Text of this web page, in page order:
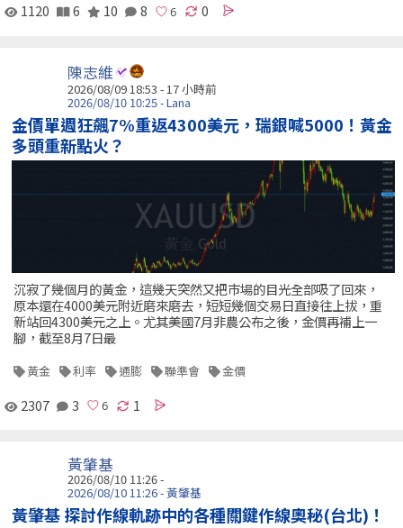
1120 6 10 8 0
陳志維
2026/08/09 18:53 -17 小時前
2026/08/10 10:25 - Lana
金價單週狂飆7%重返4300美元，瑞銀喊5000！黃金
多頭重新點火？
沉寂了幾個月的黃金，這幾天突然又把市場的目光全部吸了回來，
原本還在4000美元附近磨來磨去，短短幾個交易日直接往上拔，重
新站回4300美元之上。尤其美國7月非農公布之後，金價再補上一
腳，截至8月7日最
黃金 利率 通膨 聯準會 金價
2307 3 1
黃肇基
2026/08/10 11:26 -
2026/08/10 11:26 - 黃肇基
黃肇基 探討作線軌跡中的各種關鍵作線奧秘(台北)！